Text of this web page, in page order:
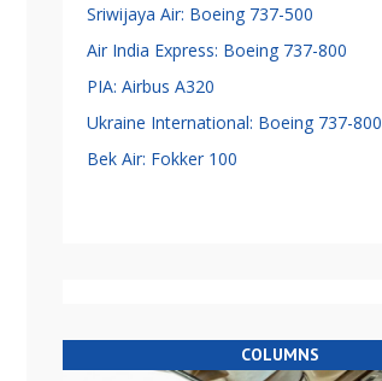
Sriwijaya Air: Boeing 737-500
Air India Express: Boeing 737-800
PIA: Airbus A320
Ukraine International: Boeing 737-800
Bek Air: Fokker 100
COLUMNS